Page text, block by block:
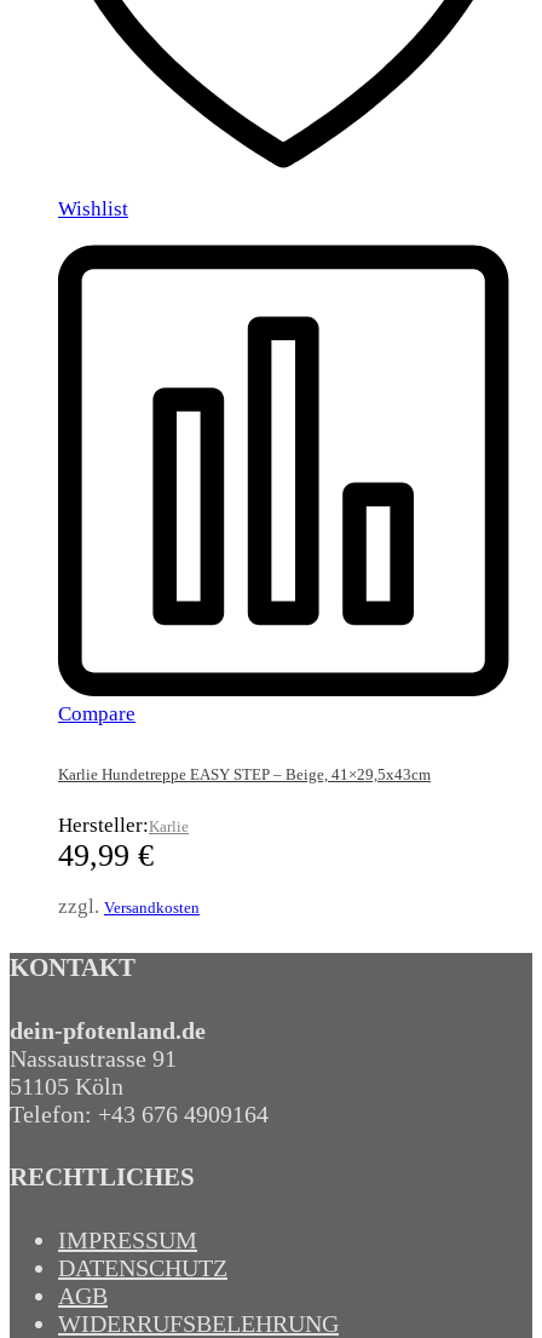
Wishlist
Compare
Karlie Hundetreppe EASY STEP – Beige, 41×29,5x43cm
Hersteller:Karlie
49,99 €
zzgl. Versandkosten
KONTAKT
dein-pfotenland.de
Nassaustrasse 91
51105 Köln
Telefon: +43 676 4909164‬
RECHTLICHES
IMPRESSUM
DATENSCHUTZ
AGB
WIDERRUFSBELEHRUNG